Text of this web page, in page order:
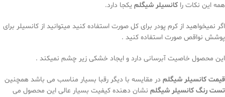
همه این نکات را کانسیلر شیگلم یکجا دارد.
اگر نمیخواهید از کرم پودر برای کل صورت استفاده کنید میتوانید از کانسیلر برای
پوشش نواقص صورت استفاده کنید .
این محصول خاصیت آبرسانی دارد و ایجاد خشکی زیر چشم نمیکند .
قیمت کانسیلر شیگلم در مقایسه با دیگر رقبا بسیار مناسب می باشد همچنین
تست رنگ کانسیلر شیگلم نشان دهنده کیفیت بسیار عالی این محصول می